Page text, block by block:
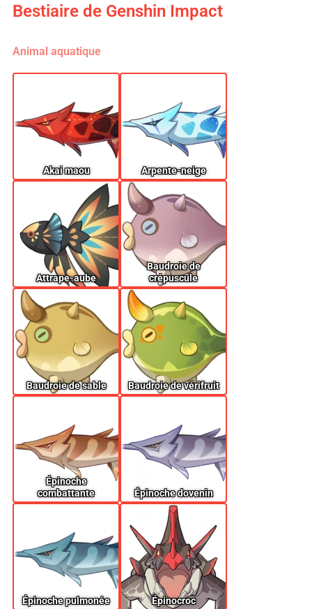
Bestiaire de Genshin Impact
Animal aquatique
Akai maou Arpente-neige
Attrape-aube
Baudroie de
crépuscule
Baudroie de sable Baudroie de vérifruit
Épinoche
combattante
Épinoche dovenin
Épinoche pulmonée Épinocroc